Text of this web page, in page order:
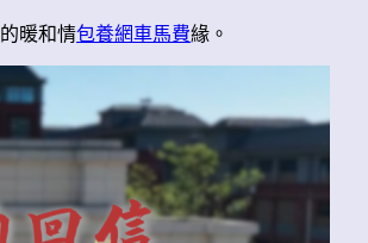
的暖和情包養網車馬費緣。